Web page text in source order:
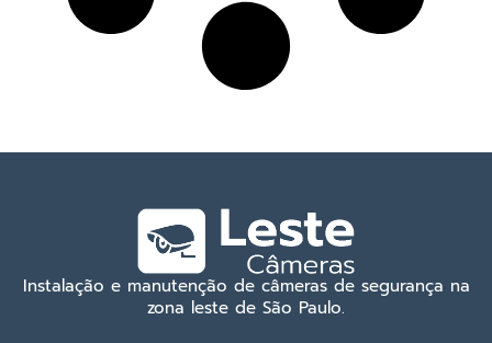
Instalação e manutenção de câmeras de segurança na
zona leste de São Paulo.